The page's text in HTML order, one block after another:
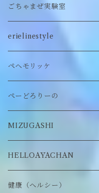
クッション
ぬいぐるみマフラー
ステッカー
ぬいぐるみヘアピン
缶バッヂ
ロンT
ステッカー・シール
チャーム
キーホルダー
トレーナー
ロンT
CAP
other
Tシャツ
ごちゃまぜ実験室
バッグ
アクセサリー
雑貨
erielinestyle
ピアス/イヤリング
ネックレス
マスクチェーン
ペヘモリッケ
帽子
キーホルダー
ブローチ
ぺーどろりーの
靴下
スタイ
MIZUGASHI
帽子
アクセサリー
HELLOAYACHAN
ピアス/イヤリング
健康（ヘルシー）